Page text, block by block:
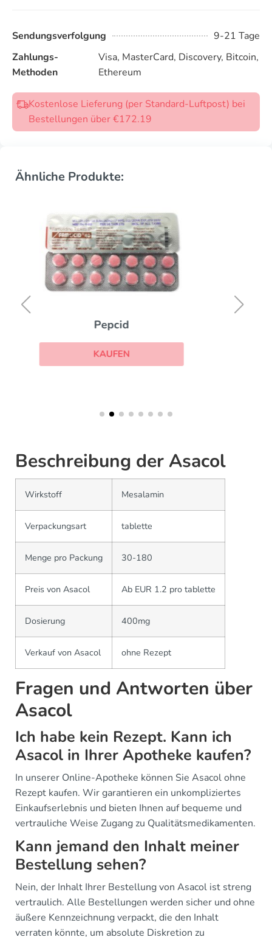
Sendungsverfolgung
9-21 Tage
Zahlungs-
Methoden
Visa, MasterCard, Discovery, Bitcoin,
Ethereum
Kostenlose Lieferung (per Standard-Luftpost) bei
Bestellungen über €172.19
Ähnliche Produkte:
Imodium
Beschreibung der Asacol
Wirkstoff Mesalamin
Verpackungsart tablette
Menge pro Packung 30-180
Preis von Asacol Ab EUR 1.2 pro tablette
Dosierung 400mg
Verkauf von Asacol ohne Rezept
Fragen und Antworten über
Asacol
Ich habe kein Rezept. Kann ich
Asacol in Ihrer Apotheke kaufen?
In unserer Online-Apotheke können Sie Asacol ohne
Rezept kaufen. Wir garantieren ein unkompliziertes
Einkaufserlebnis und bieten Ihnen auf bequeme und
vertrauliche Weise Zugang zu Qualitätsmedikamenten.
Kann jemand den Inhalt meiner
Bestellung sehen?
Nein, der Inhalt Ihrer Bestellung von Asacol ist streng
vertraulich. Alle Bestellungen werden sicher und ohne
äußere Kennzeichnung verpackt, die den Inhalt
verraten könnte, um absolute Diskretion zu